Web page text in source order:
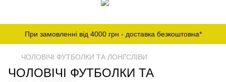
При замовленні від 4000 грн - доставка безкоштовна*
ЧОЛОВІЧІ ФУТБОЛКИ ТА ЛОНГСЛІВИ
ЧОЛОВІЧІ ФУТБОЛКИ ТА